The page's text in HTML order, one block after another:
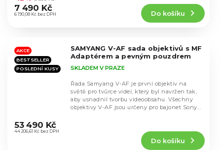
produktu
je
hvězdiček.
6 190,08 Kč bez DPH
7 490 Kč
Do košíku
AKCE
BESTSELLER
POSLEDNÍ KUSY
SAMYANG V-AF sada objektivů s MF
Adaptérem a pevným pouzdrem
hodnocení
produktu
SKLADEM V PRAZE
44 206,61 Kč bez DPH
53 490 Kč
Do košíku
Řada Samyang V-AF je první objektiv na
světě pro tvůrce videí, který byl navržen tak,
aby usnadnil tvorbu videoobsahu. Všechny
objektivy V-AF jsou určeny pro bajonet Sony...